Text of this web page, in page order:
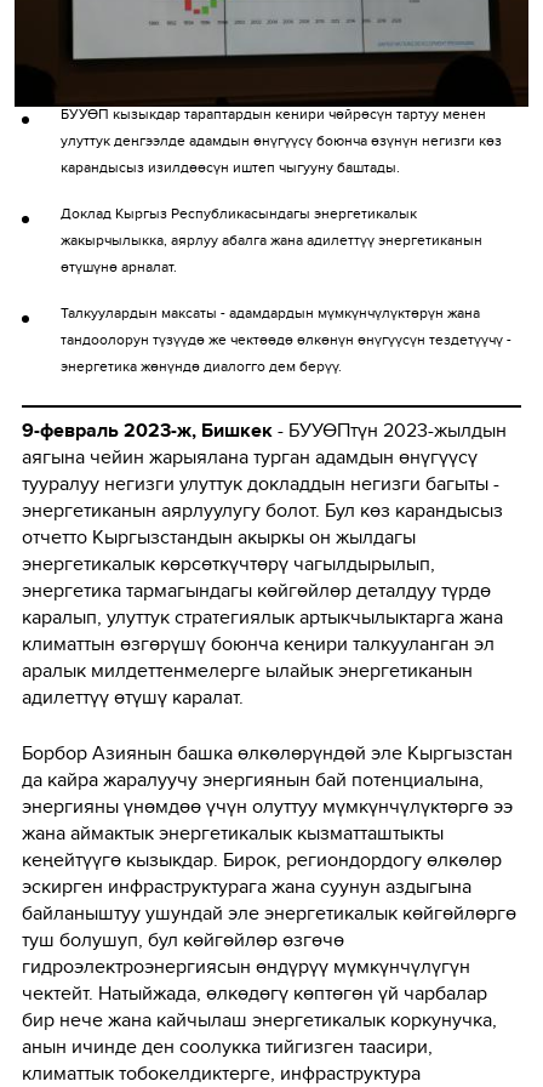
БУУӨП кызыкдар тараптардын кеңири чөйрөсүн тартуу менен
улуттук деңгээлде адамдын өнүгүүсү боюнча өзүнүн негизги көз
карандысыз изилдөөсүн иштеп чыгууну баштады.
Доклад Кыргыз Республикасындагы энергетикалык
жакырчылыкка, аярлуу абалга жана адилеттүү энергетиканын
өтүшүнө арналат.
Талкуулардын максаты - адамдардын мүмкүнчүлүктөрүн жана
тандоолорун түзүүдө же чектөөдө өлкөнүн өнүгүүсүн тездетүүчү -
энергетика жөнүндө диалогго дем берүү.
9-февраль 2023-ж, Бишкек- БУУӨПтүн 2023-жылдын
аягына чейин жарыялана турган адамдын өнүгүүсү
тууралуу негизги улуттук докладдын негизги багыты -
энергетиканын аярлуулугу болот. Бул көз карандысыз
отчетто Кыргызстандын акыркы он жылдагы
энергетикалык көрсөткүчтөрү чагылдырылып,
энергетика тармагындагы көйгөйлөр деталдуу түрдө
каралып, улуттук стратегиялык артыкчылыктарга жана
климаттын өзгөрүшү боюнча кеңири талкууланган эл
аралык милдеттенмелерге ылайык энергетиканын
адилеттүү өтүшү каралат.
Борбор Азиянын башка өлкөлөрүндөй эле Кыргызстан
да кайра жаралуучу энергиянын бай потенциалына,
энергияны үнөмдөө үчүн олуттуу мүмкүнчүлүктөргө ээ
жана аймактык энергетикалык кызматташтыкты
кеңейтүүгө кызыкдар. Бирок, региондордогу өлкөлөр
эскирген инфраструктурага жана суунун аздыгына
байланыштуу ушундай эле энергетикалык көйгөйлөргө
туш болушуп, бул көйгөйлөр өзгөчө
гидроэлектроэнергиясын өндүрүү мүмкүнчүлүгүн
чектейт. Натыйжада, өлкөдөгү көптөгөн үй чарбалар
бир нече жана кайчылаш энергетикалык коркунучка,
анын ичинде ден соолукка тийгизген таасири,
климаттык тобокелдиктерге, инфраструктура